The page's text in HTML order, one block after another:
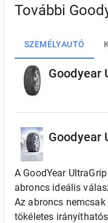
További
SZEMÉLYAUTÓ
Goodyear
Goodyear
A GoodYear
abroncs ideális
Az abroncs
tökéletes